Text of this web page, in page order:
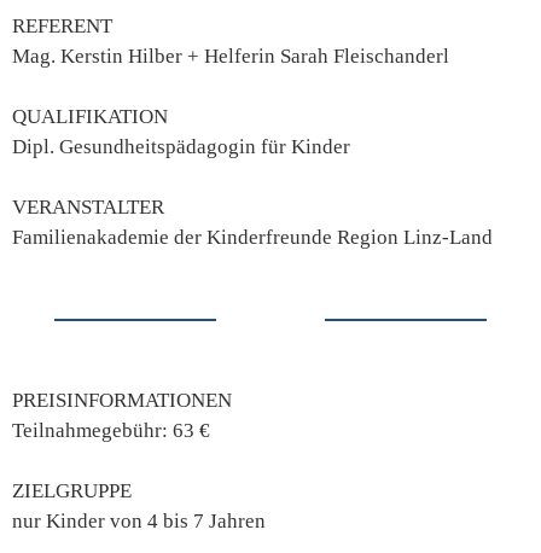
REFERENT
Mag. Kerstin Hilber + Helferin Sarah Fleischanderl
QUALIFIKATION
Dipl. Gesundheitspädagogin für Kinder
VERANSTALTER
Familienakademie der Kinderfreunde Region Linz-Land
PREISINFORMATIONEN
Teilnahmegebühr: 63 €
ZIELGRUPPE
nur Kinder von 4 bis 7 Jahren